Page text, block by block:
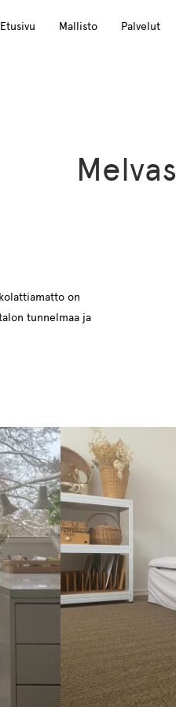
Etusivu Mallisto Palvelut
Melvas
on
tunnelmaa ja